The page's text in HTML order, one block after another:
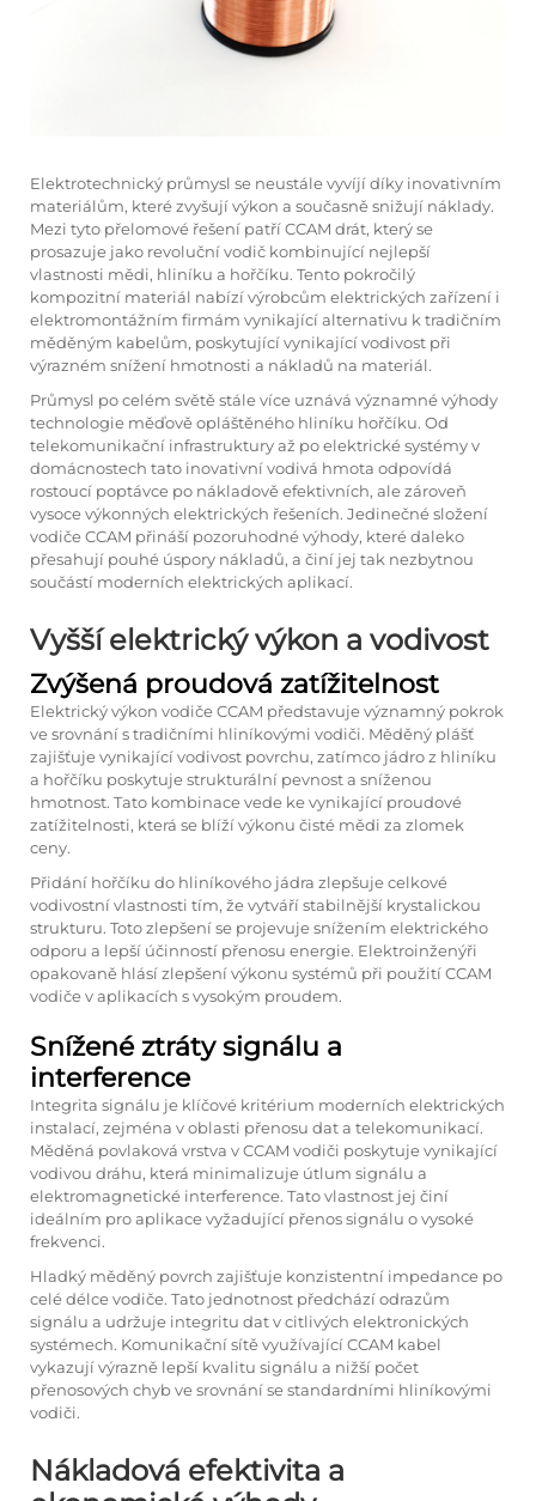
Elektrotechnický průmysl se neustále vyvíjí díky inovativním
materiálům, které zvyšují výkon a současně snižují náklady.
Mezi tyto přelomové řešení patří CCAM drát, který se
prosazuje jako revoluční vodič kombinující nejlepší
vlastnosti mědi, hliníku a hořčíku. Tento pokročilý
kompozitní materiál nabízí výrobcům elektrických zařízení i
elektromontážním firmám vynikající alternativu k tradičním
měděným kabelům, poskytující vynikající vodivost při
výrazném snížení hmotnosti a nákladů na materiál.
Průmysl po celém světě stále více uznává významné výhody
technologie měďově opláštěného hliníku hořčíku. Od
telekomunikační infrastruktury až po elektrické systémy v
domácnostech tato inovativní vodivá hmota odpovídá
rostoucí poptávce po nákladově efektivních, ale zároveň
vysoce výkonných elektrických řešeních. Jedinečné složení
vodiče CCAM přináší pozoruhodné výhody, které daleko
přesahují pouhé úspory nákladů, a činí jej tak nezbytnou
součástí moderních elektrických aplikací.
Vyšší elektrický výkon a vodivost
Zvýšená proudová zatížitelnost
Elektrický výkon vodiče CCAM představuje významný pokrok
ve srovnání s tradičními hliníkovými vodiči. Měděný plášť
zajišťuje vynikající vodivost povrchu, zatímco jádro z hliníku
a hořčíku poskytuje strukturální pevnost a sníženou
hmotnost. Tato kombinace vede ke vynikající proudové
zatížitelnosti, která se blíží výkonu čisté mědi za zlomek
ceny.
Přidání hořčíku do hliníkového jádra zlepšuje celkové
vodivostní vlastnosti tím, že vytváří stabilnější krystalickou
strukturu. Toto zlepšení se projevuje snížením elektrického
odporu a lepší účinností přenosu energie. Elektroinženýři
opakovaně hlásí zlepšení výkonu systémů při použití CCAM
vodiče v aplikacích s vysokým proudem.
Snížené ztráty signálu a
interference
Integrita signálu je klíčové kritérium moderních elektrických
instalací, zejména v oblasti přenosu dat a telekomunikací.
Měděná povlaková vrstva v CCAM vodiči poskytuje vynikající
vodivou dráhu, která minimalizuje útlum signálu a
elektromagnetické interference. Tato vlastnost jej činí
ideálním pro aplikace vyžadující přenos signálu o vysoké
frekvenci.
Hladký měděný povrch zajišťuje konzistentní impedance po
celé délce vodiče. Tato jednotnost předchází odrazům
signálu a udržuje integritu dat v citlivých elektronických
systémech. Komunikační sítě využívajícíCCAM kabel
vykazují výrazně lepší kvalitu signálu a nižší počet
přenosových chyb ve srovnání se standardními hliníkovými
vodiči.
Nákladová efektivita a